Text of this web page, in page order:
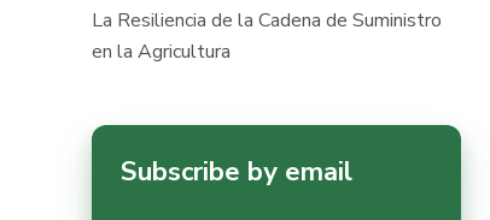
La Resiliencia de la Cadena de Suministro
en la Agricultura
Subscribe by email